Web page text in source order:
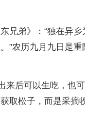
兄弟》：“独在异
”农历九月九日是
来后可以生吃，也
取松子，而是采摘